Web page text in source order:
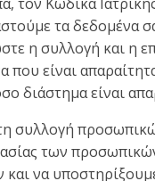
τα δεδομένα
η συλλογή και η
είναι
διάστημα είναι
τη συλλογή
των
να